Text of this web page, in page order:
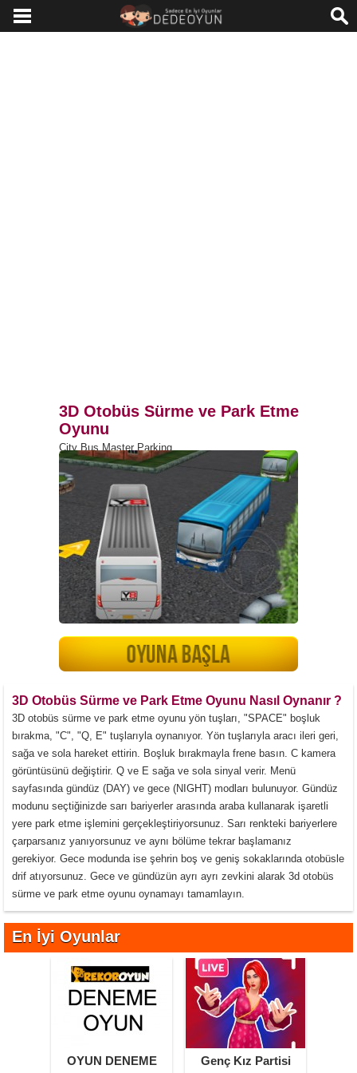
3D Otobüs Sürme ve Park Etme
Oyunu
City Bus Master Parking
3D Otobüs Sürme ve Park Etme Oyunu Nasıl Oynanır ?
3D otobüs sürme ve park etme oyunu yön tuşları, "SPACE" boşluk
bırakma, "C", "Q, E" tuşlarıyla oynanıyor. Yön tuşlarıyla aracı ileri geri,
sağa ve sola hareket ettirin. Boşluk bırakmayla frene basın. C kamera
görüntüsünü değiştirir. Q ve E sağa ve sola sinyal verir. Menü
sayfasında gündüz (DAY) ve gece (NIGHT) modları bulunuyor. Gündüz
modunu seçtiğinizde sarı bariyerler arasında araba kullanarak işaretli
yere park etme işlemini gerçekleştiriyorsunuz. Sarı renkteki bariyerlere
çarparsanız yanıyorsunuz ve aynı bölüme tekrar başlamanız
gerekiyor. Gece modunda ise şehrin boş ve geniş sokaklarında otobüsle
drif atıyorsunuz. Gece ve gündüzün ayrı ayrı zevkini alarak 3d otobüs
sürme ve park etme oyunu oynamayı tamamlayın.
En İyi Oyunlar
OYUN DENEME Genç Kız Partisi